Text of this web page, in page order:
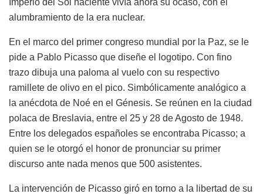
alumbramiento de la era nuclear.
En el marco del primer congreso mundial por la Paz, se le
pide a Pablo Picasso que diseñe el logotipo. Con fino
trazo dibuja una paloma al vuelo con su respectivo
ramillete de olivo en el pico. Simbólicamente analógico a
la anécdota de Noé en el Génesis. Se reúnen en la ciudad
polaca de Breslavia, entre el 25 y 28 de Agosto de 1948.
Entre los delegados españoles se encontraba Picasso; a
quien se le otorgó el honor de pronunciar su primer
discurso ante nada menos que 500 asistentes.
La intervención de Picasso giró en torno a la libertad de su